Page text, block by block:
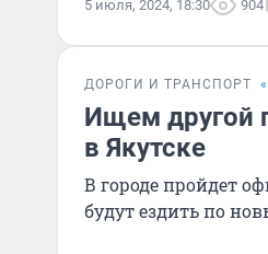
5 июля, 2024, 18:30 904
ДОРОГИ И ТРАНСПОРТ
Ищем другой
в Якутске
В городе пройдет
будут ездить по